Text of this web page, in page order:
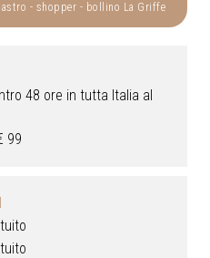
- shopper - bollino La Griffe
48 ore in tutta Italia al
99